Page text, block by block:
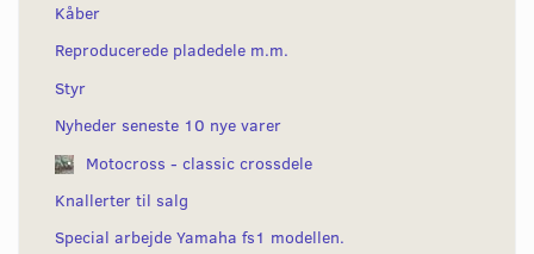
Kåber
Reproducerede pladedele m.m.
Styr
Nyheder seneste 10 nye varer
Motocross - classic crossdele
Knallerter til salg
Special arbejde Yamaha fs1 modellen.